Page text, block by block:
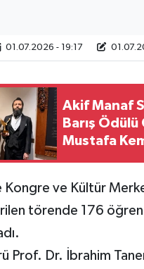
01.07.2026 - 19:17
Akif Manaf
Barış Ödülü
Mustafa
Kongre ve Kültür
törende 176
Prof. Dr. İbrahim